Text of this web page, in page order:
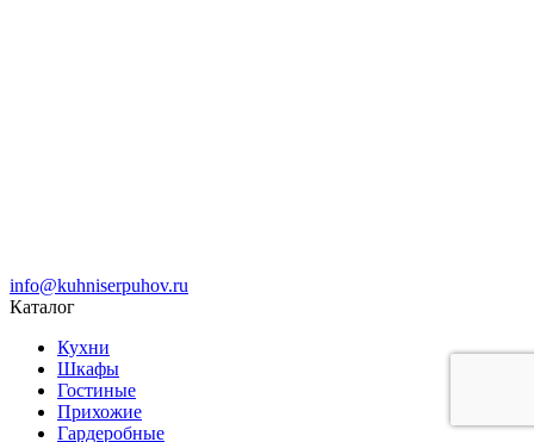
info@kuhniserpuhov.ru
Каталог
Кухни
Шкафы
Гостиные
Прихожие
Гардеробные